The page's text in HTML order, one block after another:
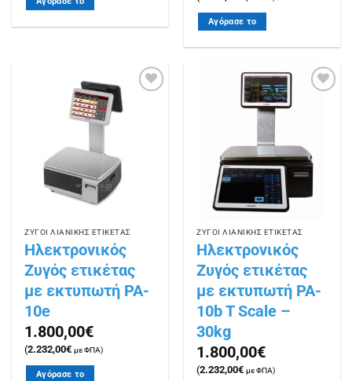
Αγόρασε το
Πρόσθήκη
ΖΥΓΟΙ ΛΙΑΝΙΚΗΣ ΕΤΙΚΕΤΑΣ
Ηλεκτρονικός
Ζυγός ετικέτας
με εκτυπωτή PA-
10e
1.800,00€
(2.232,00€ με ΦΠΑ)
Αγόρασε το
Πρόσθήκη
ΖΥΓΟΙ ΛΙΑΝΙΚΗΣ ΕΤΙΚΕΤΑΣ
Ηλεκτρονικός
Ζυγός ετικέτας
με εκτυπωτή PA-
10b T Scale –
30kg
1.800,00€
(2.232,00€ με ΦΠΑ)